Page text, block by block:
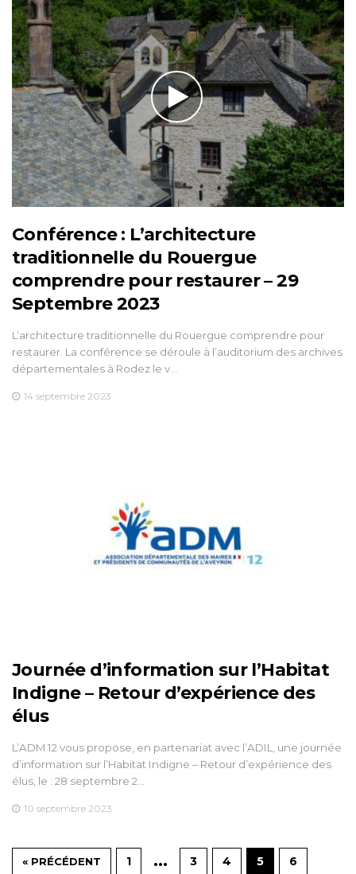
Conférence : L’architecture
traditionnelle du Rouergue
comprendre pour restaurer – 29
Septembre 2023
L’architecture traditionnelle du Rouergue comprendre pour
restaurer. La conférence se déroule à l’auditorium des archives
départementales à Rodez le v…
14 septembre 2023
Journée d’information sur l’Habitat
Indigne – Retour d’expérience des
élus
L’ADM 12 vous propose, en partenariat avec l’ADIL, une journée
d’information sur l’Habitat Indigne – Retour d’expérience des
élus, le : 28 septembre 2…
10 septembre 2023
« PRÉCÉDENT 1 … 3 4 5
6